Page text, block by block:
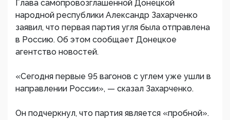
Глава самопровозглашенной Донецкой
народной республики ​Александр Захарченко
заявил, что первая партия угля была отправлена
в Россию. Об этом сообщает Донецкое
агентство новостей.
«Сегодня первые 95 вагонов с углем уже ушли в
направлении России», — сказал Захарченко.
Он подчеркнул, что партия является «пробной».